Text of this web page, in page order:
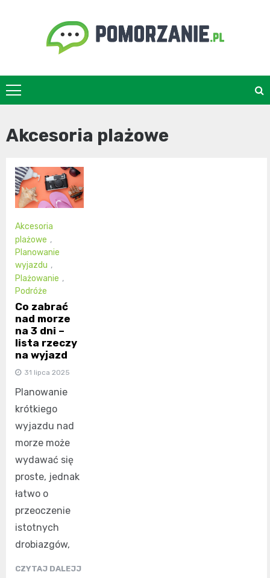
pomorzanie.pl
Akcesoria plażowe
Akcesoria
plażowe ,
Planowanie
wyjazdu ,
Plażowanie ,
Podróże
Co zabrać
nad morze
na 3 dni –
lista rzeczy
na wyjazd
31 lipca 2025
Planowanie
krótkiego
wyjazdu nad
morze może
wydawać się
proste, jednak
łatwo o
przeoczenie
istotnych
drobiazgów,
CZYTAJ DALEJJ